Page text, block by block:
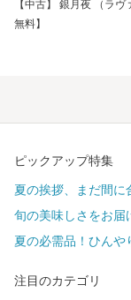
【中古】 銀月夜 （ラ
無料】
ピックアップ特集
夏の挨拶、まだ間に
旬の美味しさをお届
夏の必需品！ひんや
注目のカテゴリ